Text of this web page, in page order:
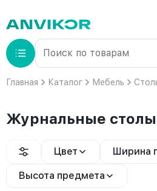
Главная Каталог Мебель
Журнальные столы
Цвет Ширина
Высота предмета